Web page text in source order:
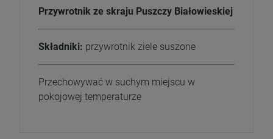
Przywrotnik ze skraju Puszczy Białowieskiej
Składniki: przywrotnik ziele suszone
Przechowywać w suchym miejscu w
pokojowej temperaturze